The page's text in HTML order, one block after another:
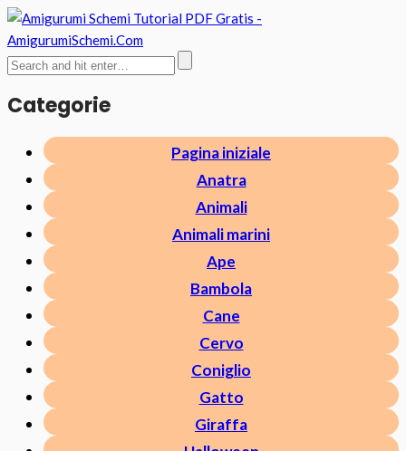
Categorie
Pagina iniziale
Anatra
Animali
Animali marini
Ape
Bambola
Cane
Cervo
Coniglio
Gatto
Giraffa